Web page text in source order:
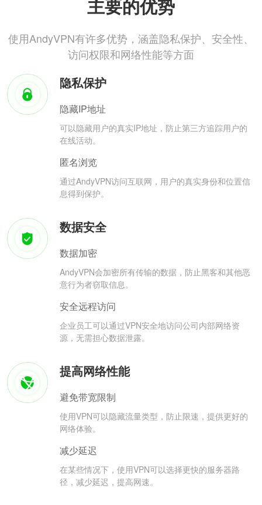
主要的优势
使用AndyVPN有许多优势，涵盖隐私保护、安全性、
访问权限和网络性能等方面
隐私保护
隐藏IP地址
可以隐藏用户的真实IP地址，防止第三方追踪用户的
在线活动。
匿名浏览
通过AndyVPN访问互联网，用户的真实身份和位置信
息得到保护。
数据安全
数据加密
AndyVPN会加密所有传输的数据，防止黑客和其他恶
意行为者窃取信息。
安全远程访问
企业员工可以通过VPN安全地访问公司内部网络资
源，无需担心数据泄露。
提高网络性能
避免带宽限制
使用VPN可以隐藏流量类型，防止限速，提供更好的
网络体验。
减少延迟
在某些情况下，使用VPN可以选择更快的服务器路
径，减少延迟，提高网速。